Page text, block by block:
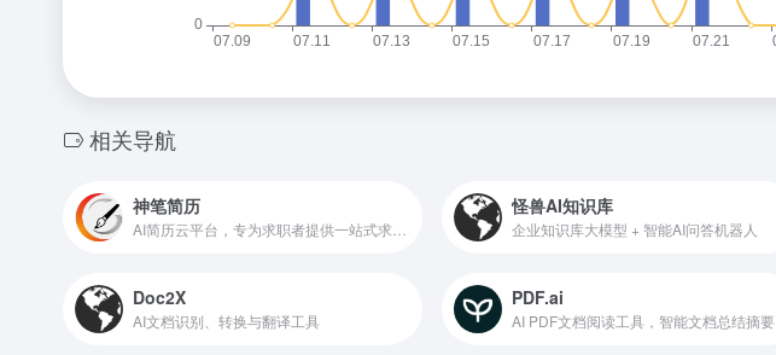
相关导航
神笔简历 怪兽AI知识库
企业知识库大模型 + 智能AI问答机器人
Doc2X
AI文档识别、转换与翻译工具
PDF.ai
AI PDF文档阅读工具，智能文档总结摘要